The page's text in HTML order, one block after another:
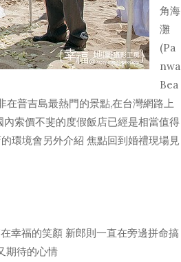
角海
灘
(Pa
nwa
Bea
普吉島最熱門的景點,在台灣網路上
索價不斐的度假飯店已經是相當值得
環境會另外介紹 焦點回到婚禮現場見
幸福的笑顏 新郎則一直在旁邊拼命搞
期待的心情